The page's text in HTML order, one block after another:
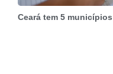
Ceará tem 5